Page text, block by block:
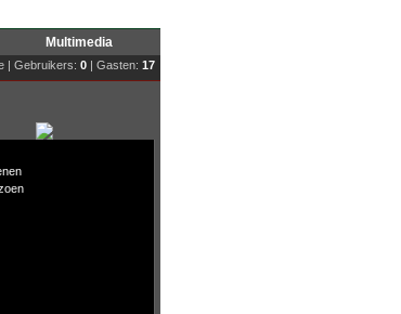
Multimedia
| Gebruikers: 0 | Gasten: 17